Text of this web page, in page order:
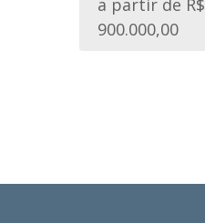
a partir de R$
900.000,00